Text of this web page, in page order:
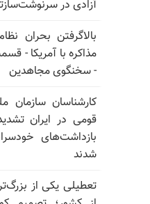
آزادی در
بالا‌گرفتن بحران
مذاکره با آمریکا -
- سخنگوی مجاهدین
کارشناسان
قومی در ایران
بازداشت‌های
شدند
تعطیلی یکی از